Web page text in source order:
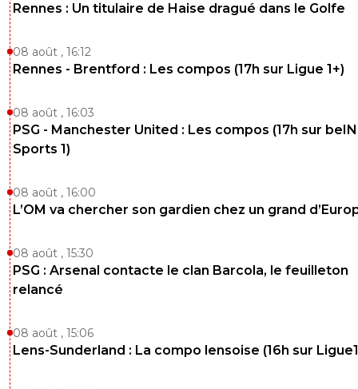
Rennes : Un titulaire de Haise dragué dans le Golfe
08 août , 16:12
Rennes - Brentford : Les compos (17h sur Ligue 1+)
08 août , 16:03
PSG - Manchester United : Les compos (17h sur beIN
Sports 1)
08 août , 16:00
L’OM va chercher son gardien chez un grand
08 août , 15:30
PSG : Arsenal contacte le clan Barcola, le feuilleton
relancé
08 août , 15:06
Lens-Sunderland : La compo lensoise (16h sur